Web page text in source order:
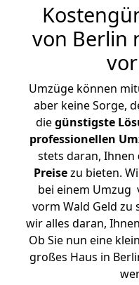
von Berlin
Umzüge können
aber keine Sorge,
diegünstigste
professionellen
stets daran, Ihnen
Preisezu bieten.
bei einem Umzug
vorm Wald Geld zu
wir alles daran,
Ob Sie nun eine
großes Haus in